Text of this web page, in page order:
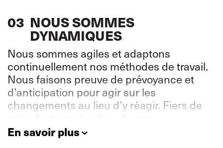
03 NOUS SOMMES
DYNAMIQUES
Nous sommes agiles et adaptons
continuellement nos méthodes de travail.
Nous faisons preuve de prévoyance et
d’anticipation pour agir sur les
changements au lieu d’y réagir. Fiers de
enseignements, nous mettons nos
En savoir plus